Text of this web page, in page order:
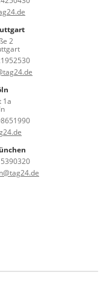
2
1a